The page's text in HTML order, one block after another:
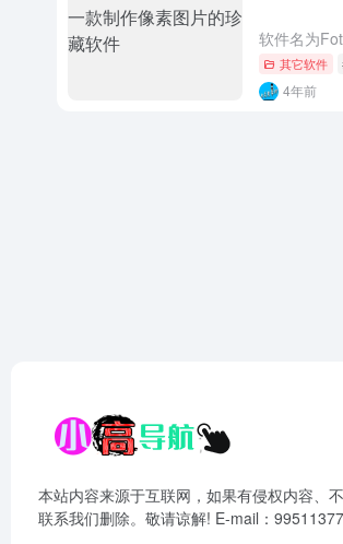
其它软件
4年前
本站内容来源于互联网，如果有侵权内容、
联系我们删除。敬请谅解! E-mail：